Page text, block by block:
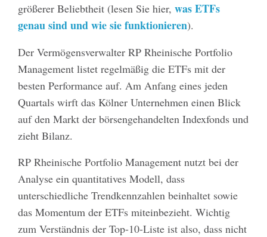
größerer Beliebtheit (lesen Sie hier,was ETFs
genau sind und wie sie funktionieren).
Der Vermögensverwalter RP Rheinische Portfolio
Management listet regelmäßig die ETFs mit der
besten Performance auf. Am Anfang eines jeden
Quartals wirft das Kölner Unternehmen einen Blick
auf den Markt der börsengehandelten Indexfonds und
zieht Bilanz.
RP Rheinische Portfolio Management nutzt bei der
Analyse ein quantitatives Modell, dass
unterschiedliche Trendkennzahlen beinhaltet sowie
das Momentum der ETFs miteinbezieht. Wichtig
zum Verständnis der Top-10-Liste ist also, dass nicht